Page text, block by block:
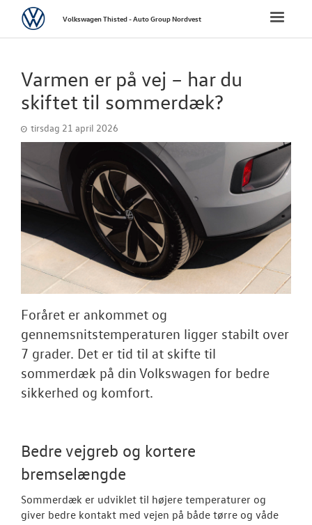
BRUGTE BILER
VÆRKSTED
TILBEHØR
RESERVEDELE
Toggle
VolkswagenVolkswagen Thisted - Auto Group Nordvest
Varmen er på vej – har du
skiftet til sommerdæk?
tirsdag 21 april 2026
Foråret er ankommet og
gennemsnitstemperaturen ligger stabilt over
7 grader. Det er tid til at skifte til
sommerdæk på din Volkswagen for bedre
sikkerhed og komfort.
Bedre vejgreb og kortere
bremselængde
Sommerdæk er udviklet til højere temperaturer og
giver bedre kontakt med vejen på både tørre og våde